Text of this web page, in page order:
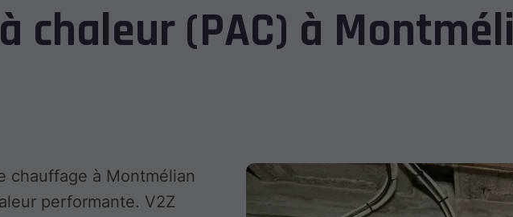
chaleur (PAC) à
chauffage à Montmélian
performante. V2Z